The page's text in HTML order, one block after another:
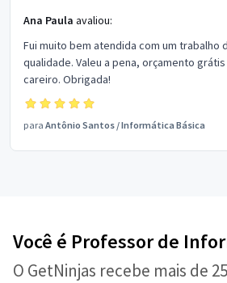
Ana Paula avaliou:
Fui muito bem atendida com um trabalho
qualidade. Valeu a pena, orçamento
careiro. Obrigada!
para Antônio Santos /Informática Básica
Você é Professor de
O GetNinjas recebe mais de